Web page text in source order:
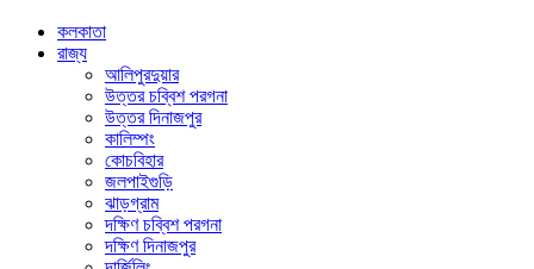
কলকাতা
রাজ্য
আলিপুরদুয়ার
উত্তর চব্বিশ পরগনা
উত্তর দিনাজপুর
কালিম্পং
কোচবিহার
জলপাইগুড়ি
ঝাড়গ্রাম
দক্ষিণ চব্বিশ পরগনা
দক্ষিণ দিনাজপুর